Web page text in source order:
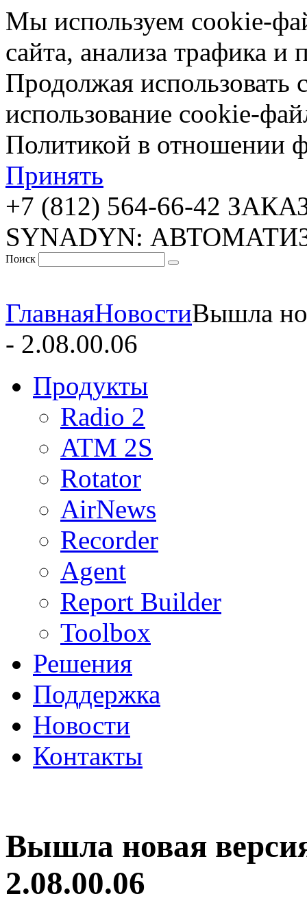
Мы используем cookie-
сайта, анализа трафика и
Продолжая использовать
использование cookie-
Политикой в отношении
Принять
+7 (812) 564-66-42
SYNADYN:
Поиск
ГлавнаяНовостиВышла
- 2.08.00.06
Продукты
Radio 2
ATM 2S
Rotator
AirNews
Recorder
Agent
Report Builder
Toolbox
Решения
Поддержка
Новости
Контакты
Вышла новая
2.08.00.06